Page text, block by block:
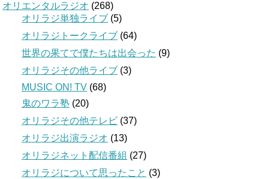
オリエンタルラジオ (268)
オリラジ単独ライブ (5)
オリラジトークライブ (64)
世界の果てで僕たちは出会った (9)
オリラジその他ライブ (3)
MUSIC ON! TV (68)
鬼のワラ塾 (20)
オリラジその他テレビ (37)
オリラジ出演ラジオ (13)
オリラジネット配信番組 (27)
オリラジについて思ったこと (3)